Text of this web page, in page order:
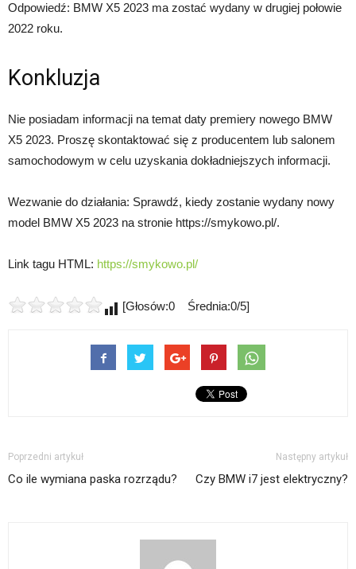
Odpowiedź: BMW X5 2023 ma zostać wydany w drugiej połowie
2022 roku.
Konkluzja
Nie posiadam informacji na temat daty premiery nowego BMW
X5 2023. Proszę skontaktować się z producentem lub salonem
samochodowym w celu uzyskania dokładniejszych informacji.
Wezwanie do działania: Sprawdź, kiedy zostanie wydany nowy
model BMW X5 2023 na stronie https://smykowo.pl/.
Link tagu HTML: https://smykowo.pl/
[Głosów:0 Średnia:0/5]
Poprzedni artykuł
Co ile wymiana paska rozrządu?
Następny artykuł
Czy BMW i7 jest elektryczny?